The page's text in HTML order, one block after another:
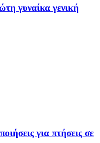
γυναίκα γενική
για πτήσεις σε